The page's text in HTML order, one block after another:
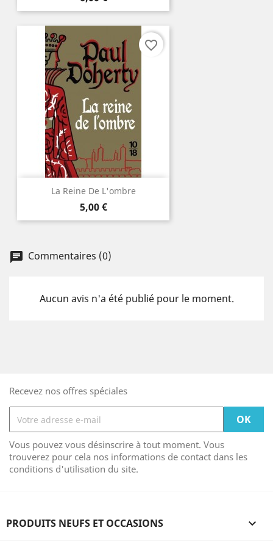
La Reine De L'ombre
Prix
5,00 €
favorite_border
Commentaires (0)
Aucun avis n'a été publié pour le moment.
Recevez nos offres spéciales
Vous pouvez vous désinscrire à tout moment. Vous
trouverez pour cela nos informations de contact dans les
conditions d'utilisation du site.
PRODUITS NEUFS ET OCCASIONS 